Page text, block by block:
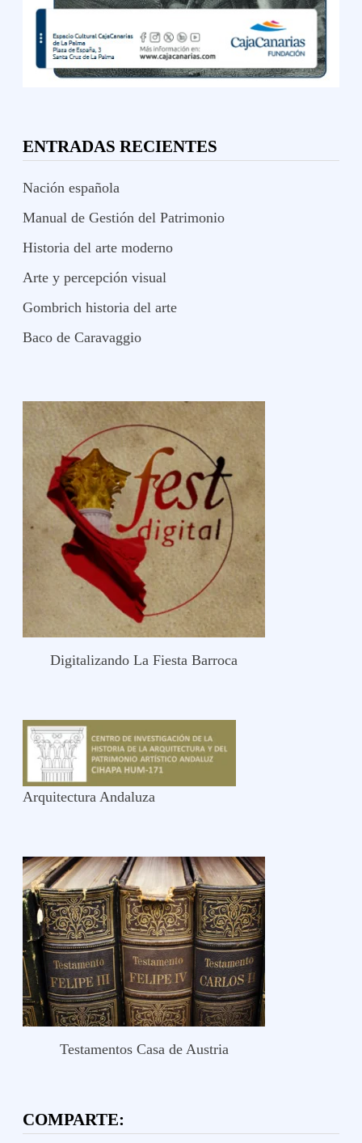
ENTRADAS RECIENTES
Nación española
Manual de Gestión del Patrimonio
Historia del arte moderno
Arte y percepción visual
Gombrich historia del arte
Baco de Caravaggio
Digitalizando La Fiesta Barroca
Arquitectura Andaluza
Testamentos Casa de Austria
COMPARTE: